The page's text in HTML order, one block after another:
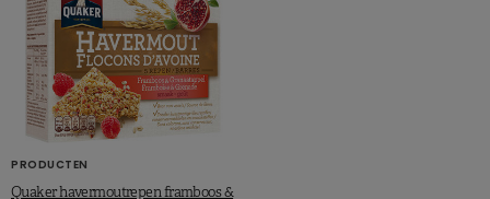
PRODUCTEN
Quaker havermoutrepen framboos &